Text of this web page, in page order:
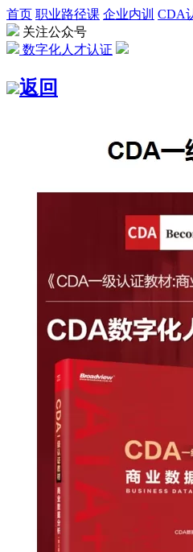
首页 职业路径课 企业内训 CDA
关注公众号
数字化人才认证
返回